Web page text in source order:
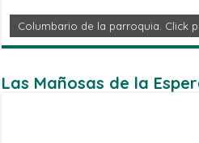
Columbario de la parroquia. Click
Las Mañosas de la